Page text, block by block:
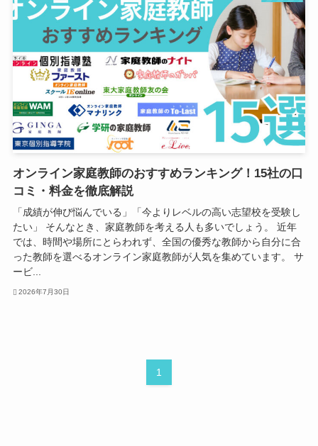
オンライン家庭教師のおすすめランキング！15社の口
コミ・料金を徹底解説
「成績が伸び悩んでいる」「今よりレベルの高い志望校を受験し
たい」 そんなとき、家庭教師を考える人も多いでしょう。 近年
では、時間や場所にとらわれず、全国の優秀な教師から自分に合
った教師を選べるオンライン家庭教師が人気を集めています。 サ
ービ...
2026年7月30日
1